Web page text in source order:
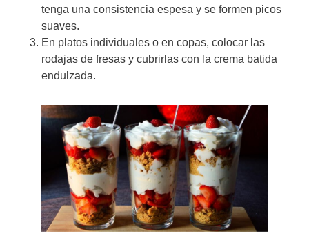
tenga una consistencia espesa y se formen picos
suaves.
En platos individuales o en copas, colocar las
rodajas de fresas y cubrirlas con la crema batida
endulzada.